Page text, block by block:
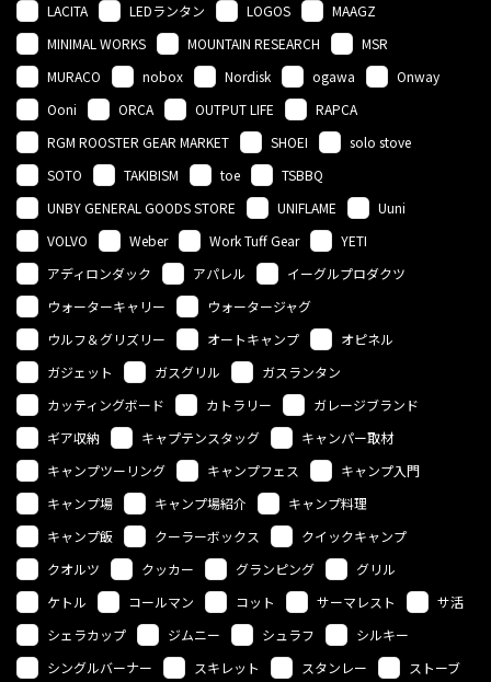
LACITA
LEDランタン LOGOS
MAAGZ
MINIMAL WORKS
MOUNTAIN RESEARCH
MSR
MURACO
nobox Nordisk ogawa
Onway
Ooni
ORCA OUTPUT LIFE
RAPCA
RGM ROOSTER GEAR MARKET
SHOEI
solo stove
SOTO
TAKIBISM toe
TSBBQ
UNBY GENERAL GOODS STORE
UNIFLAME
Uuni
VOLVO
Weber Work Tuff Gear
YETI
アディロンダック
アパレル
イーグルプロダクツ
ウォーターキャリー
ウォータージャグ
ウルフ＆グリズリー
オートキャンプ
オピネル
ガジェット
ガスグリル
ガスランタン
カッティングボード
カトラリー
ガレージブランド
ギア収納
キャプテンスタッグ
キャンパー取材
キャンプツーリング
キャンプフェス
キャンプ入門
キャンプ場
キャンプ場紹介
キャンプ料理
キャンプ飯
クーラーボックス
クイックキャンプ
クオルツ
クッカー グランピング
グリル
ケトル
コールマン コット サーマレスト
サ活
シェラカップ
ジムニー シュラフ
シルキー
シングルバーナー
スキレット スタンレー
ストーブ